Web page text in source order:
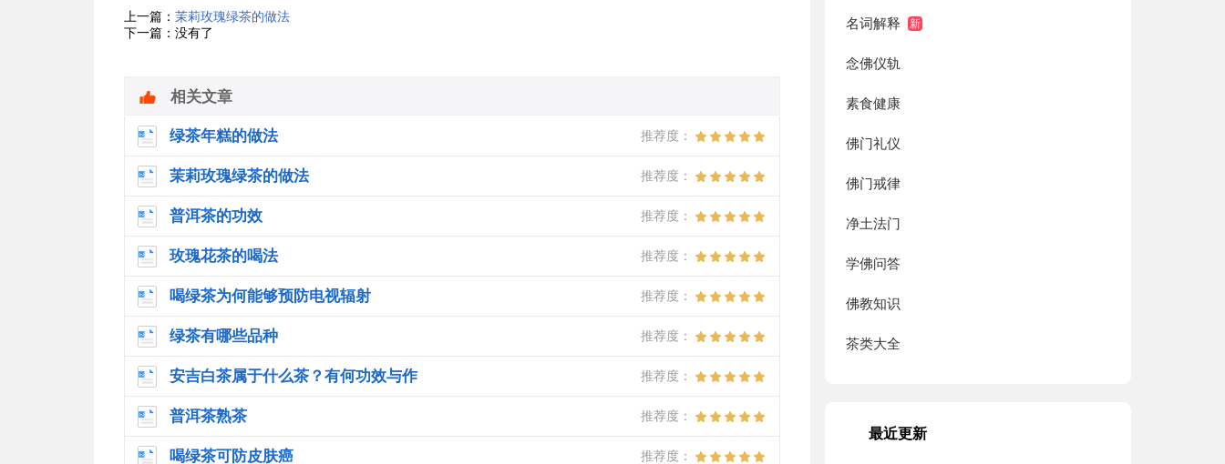
上一篇： 茉莉玫瑰绿茶的做法
下一篇：没有了
绿茶年糕的做法 推荐度：
茉莉玫瑰绿茶的做法 推荐度：
普洱茶的功效 推荐度：
玫瑰花茶的喝法 推荐度：
喝绿茶为何能够预防电视辐射 推荐度：
绿茶有哪些品种 推荐度：
安吉白茶属于什么茶？有何功效与作 推荐度：
普洱茶熟茶 推荐度：
喝绿茶可防皮肤癌 推荐度：
相关文章
名词解释
念佛仪轨
素食健康
佛门礼仪
佛门戒律
净土法门
学佛问答
佛教知识
茶类大全
最近更新